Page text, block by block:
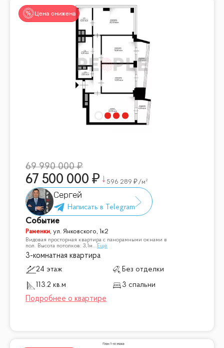
Цена снижена
69 990 000
67 500 000 596 289 /м²
Сергей
Событие
Раменки,ул. Янковского, 1к2
Видовая просторная квартира с панорамными окнами в
пол. Высота потолков: 3,1м... Ещё
3-комнатная квартира
24 этаж
Без отделки
113.2 кв.м
3 спальни